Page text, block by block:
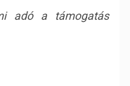
adó a támogatás